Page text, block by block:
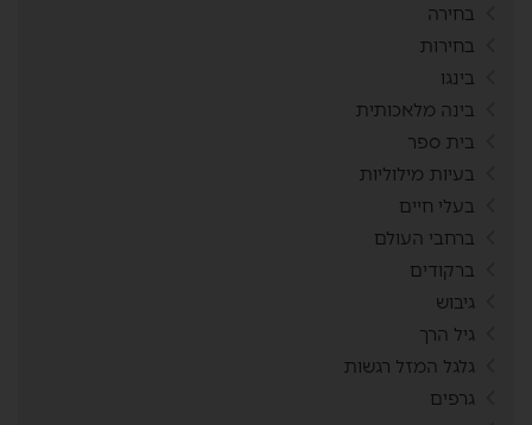
בחירה
בחירות
בינגו
בינה מלאכותית
בית ספר
בעיות מילוליות
בעלי חיים
ברחבי העולם
ברקודים
גיבוש
גיל הרך
גלגל המזל רגשות
גרפים